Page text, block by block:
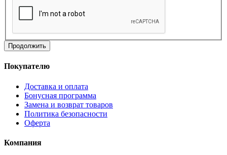
Продолжить
Покупателю
Доставка и оплата
Бонусная программа
Замена и возврат товаров
Политика безопасности
Оферта
Компания